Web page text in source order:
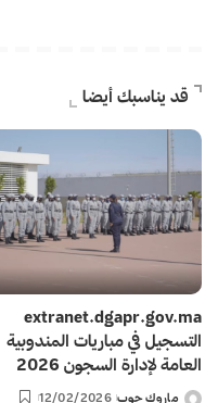
قد يناسبك أيضا
extranet.dgapr.gov.ma
التسجيل في مباريات المندوبية
العامة لإدارة السجون 2026
ماروك جوب 12/02/2026